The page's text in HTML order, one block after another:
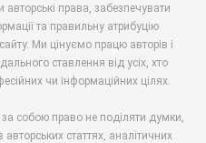
права, забезпечувати
та правильну атрибуцію
Ми цінуємо працю авторів і
ставлення від усіх, хто
чи інформаційних цілях.
собою право не поділяти думки,
статтях, аналітичних